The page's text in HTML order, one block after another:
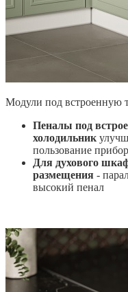
Модули под встроенную
Пеналы под
холодильник
пользование
Для духового
размещения -
высокий пенал